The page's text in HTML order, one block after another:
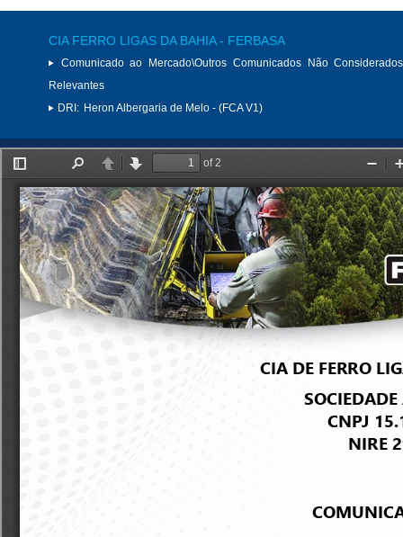
CIA FERRO LIGAS DA BAHIA - FERBASA
Comunicado ao Mercado\Outros Comunicados Não
Relevantes
DRI: Heron Albergaria de Melo - (FCA V1)